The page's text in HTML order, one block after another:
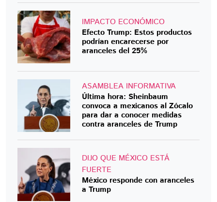
IMPACTO ECONÓMICO
Efecto Trump: Estos productos
podrían encarecerse por
aranceles del 25%
ASAMBLEA INFORMATIVA
Última hora: Sheinbaum
convoca a mexicanos al Zócalo
para dar a conocer medidas
contra aranceles de Trump
DIJO QUE MÉXICO ESTÁ
FUERTE
México responde con aranceles
a Trump